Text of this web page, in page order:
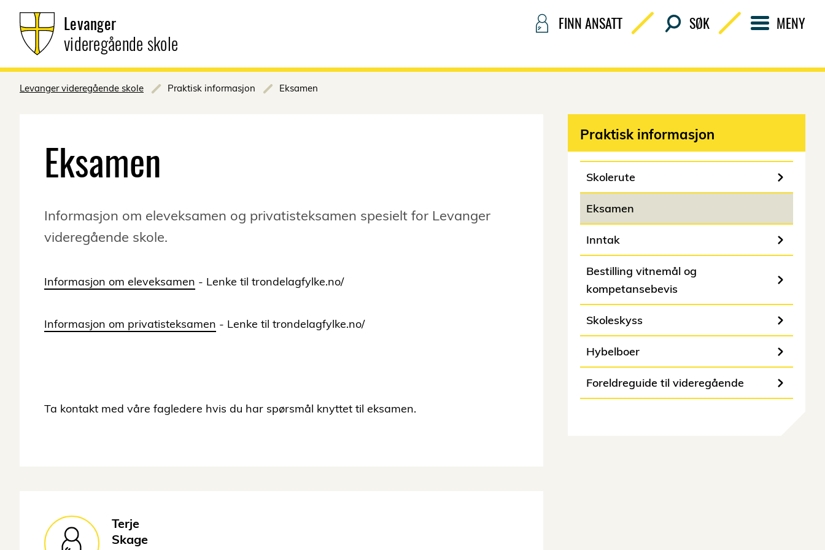
Levanger
videregående skole
FINN ANSATT SØK MENY
Levanger videregående skole Praktisk informasjon Eksamen
Eksamen
Informasjon om eleveksamen og privatisteksamen spesielt for Levanger
videregående skole.
Informasjon om eleveksamen - Lenke til trondelagfylke.no/
Informasjon om privatisteksamen - Lenke til trondelagfylke.no/
Ta kontakt med våre fagledere hvis du har spørsmål knyttet til eksamen.
Terje
Skage
Praktisk informasjon
Skolerute
Eksamen
Inntak
Bestilling vitnemål og
kompetansebevis
Skoleskyss
Hybelboer
Foreldreguide til videregående